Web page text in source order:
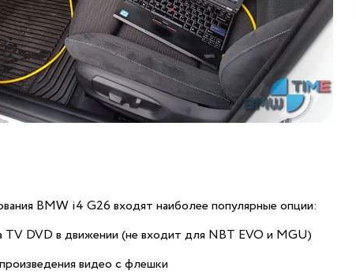
BMW i4 G26 входят наиболее популярные опции:
TV DVD в движении (не входит для NBT EVO и MGU)
видео с флешки